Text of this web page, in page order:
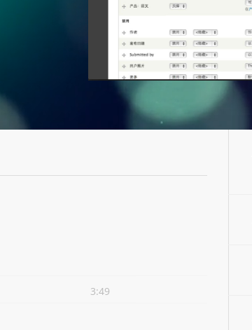
3:49